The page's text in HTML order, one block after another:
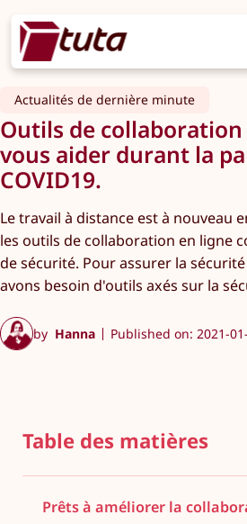
Actualités de dernière minute
Outils de
vous aider durant la
COVID19.
Le travail à distance est à nouveau
les outils de collaboration en ligne
de sécurité. Pour assurer la
avons besoin d'outils axés sur la
by Hanna Published on: 2021-
Table des matières
Prêts à améliorer la